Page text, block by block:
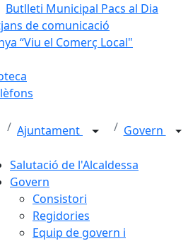
Butlleti Municipal Pacs al Dia
de comunicació
“Viu el Comerç Local"
Ajuntament Govern
Salutació de l'Alcaldessa
Govern
Consistori
Regidories
Equip de govern i